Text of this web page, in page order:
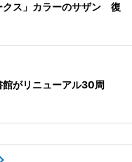
クス」カラーのサザン 復
がリニューアル30周